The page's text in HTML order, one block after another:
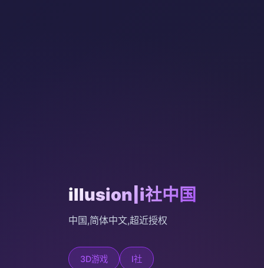
illusion|i社中国
中国,简体中文,超近授权
3D游戏 I社